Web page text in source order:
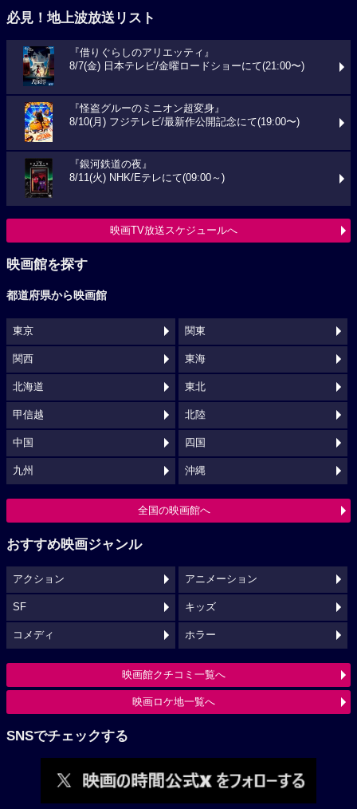
必見！地上波放送リスト
『借りぐらしのアリエッティ』
8/7(金) 日本テレビ/金曜ロードショーにて(21:00〜)
『怪盗グルーのミニオン超変身』
8/10(月) フジテレビ/最新作公開記念にて(19:00〜)
『銀河鉄道の夜』
8/11(火) NHK/Eテレにて(09:00～)
映画TV放送スケジュールへ
映画館を探す
都道府県から映画館
東京 関東
関西 東海
北海道 東北
甲信越 北陸
中国 四国
九州 沖縄
全国の映画館へ
おすすめ映画ジャンル
アクション アニメーション
SF キッズ
コメディ ホラー
映画館クチコミ一覧へ
映画ロケ地一覧へ
SNSでチェックする